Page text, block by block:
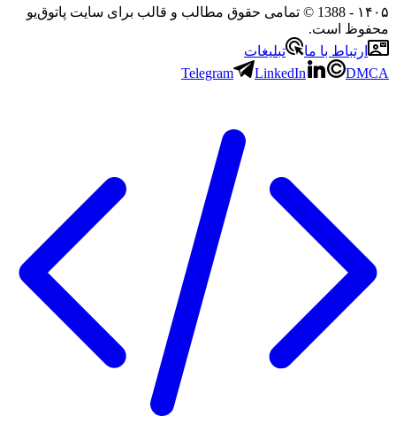
- 1388 © تمامی حقوق مطالب و قالب برای سایت پاتوق‌یو
است.
با ما
تبلیغات
Telegram
LinkedIn